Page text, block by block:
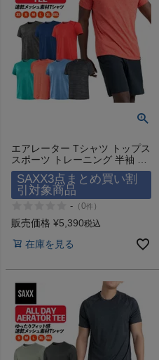
商品が見つからない方はこちら
On
THE NORTH FACE
NIKE
HOKA
もっと見る
エアレーター Tシャツ トップス
スポーツ トレーニング 半袖 サ
ックスアンダーウェアー
AERATOR SS TEE SAXX
UNDERWEAR
SAXX3点まとめ買い割
引対象商品
- （0件 ）
販売価格 ¥5,390税込
在庫を見る